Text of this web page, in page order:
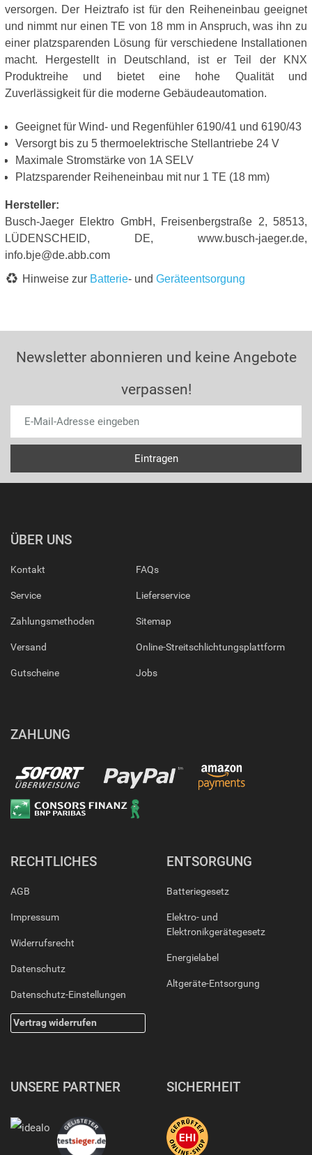
versorgen. Der Heiztrafo ist für den Reiheneinbau geeignet
und nimmt nur einen TE von 18 mm in Anspruch, was ihn zu
einer platzsparenden Lösung für verschiedene Installationen
macht. Hergestellt in Deutschland, ist er Teil der KNX
Produktreihe und bietet eine hohe Qualität und
Zuverlässigkeit für die moderne Gebäudeautomation.
Geeignet für Wind- und Regenfühler 6190/41 und 6190/43
Versorgt bis zu 5 thermoelektrische Stellantriebe 24 V
Maximale Stromstärke von 1A SELV
Platzsparender Reiheneinbau mit nur 1 TE (18 mm)
Hersteller:
Busch-Jaeger Elektro GmbH, Freisenbergstraße 2, 58513,
LÜDENSCHEID, DE, www.busch-jaeger.de,
info.bje@de.abb.com
Hinweise zur Batterie- und Geräteentsorgung
Newsletter abonnieren und keine Angebote
verpassen!
ÜBER UNS
Kontakt
Service
Zahlungsmethoden
Versand
Gutscheine
FAQs
Lieferservice
Sitemap
Online-Streitschlichtungsplattform
Jobs
ZAHLUNG
RECHTLICHES
AGB
Impressum
Widerrufsrecht
Datenschutz
Datenschutz-Einstellungen
Vertrag widerrufen
ENTSORGUNG
Batteriegesetz
Elektro- und
Elektronikgerätegesetz
Energielabel
Altgeräte-Entsorgung
UNSERE PARTNER SICHERHEIT